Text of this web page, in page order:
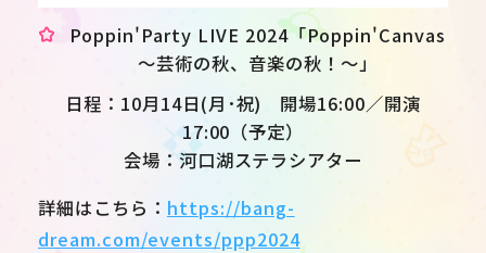
Poppin'Party LIVE 2024「Poppin'Canvas
〜芸術の秋、音楽の秋！〜」
日程：10月14日(月･祝) 開場16:00／開演
17:00（予定）
会場：河口湖ステラシアター
詳細はこちら： https://bang-
dream.com/events/ppp2024